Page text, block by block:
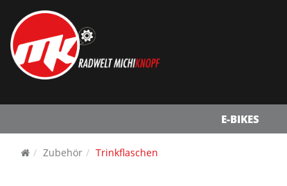
E-BIKES
Zubehör Trinkflaschen